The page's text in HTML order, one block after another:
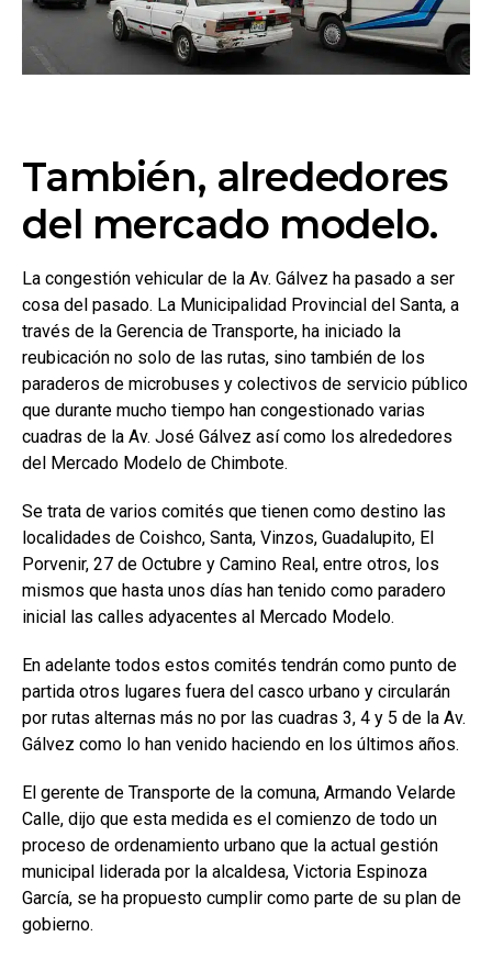
También, alrededores
del mercado modelo.
La congestión vehicular de la Av. Gálvez ha pasado a ser
cosa del pasado. La Municipalidad Provincial del Santa, a
través de la Gerencia de Transporte, ha iniciado la
reubicación no solo de las rutas, sino también de los
paraderos de microbuses y colectivos de servicio público
que durante mucho tiempo han congestionado varias
cuadras de la Av. José Gálvez así como los alrededores
del Mercado Modelo de Chimbote.
Se trata de varios comités que tienen como destino las
localidades de Coishco, Santa, Vinzos, Guadalupito, El
Porvenir, 27 de Octubre y Camino Real, entre otros, los
mismos que hasta unos días han tenido como paradero
inicial las calles adyacentes al Mercado Modelo.
En adelante todos estos comités tendrán como punto de
partida otros lugares fuera del casco urbano y circularán
por rutas alternas más no por las cuadras 3, 4 y 5 de la Av.
Gálvez como lo han venido haciendo en los últimos años.
El gerente de Transporte de la comuna, Armando Velarde
Calle, dijo que esta medida es el comienzo de todo un
proceso de ordenamiento urbano que la actual gestión
municipal liderada por la alcaldesa, Victoria Espinoza
García, se ha propuesto cumplir como parte de su plan de
gobierno.